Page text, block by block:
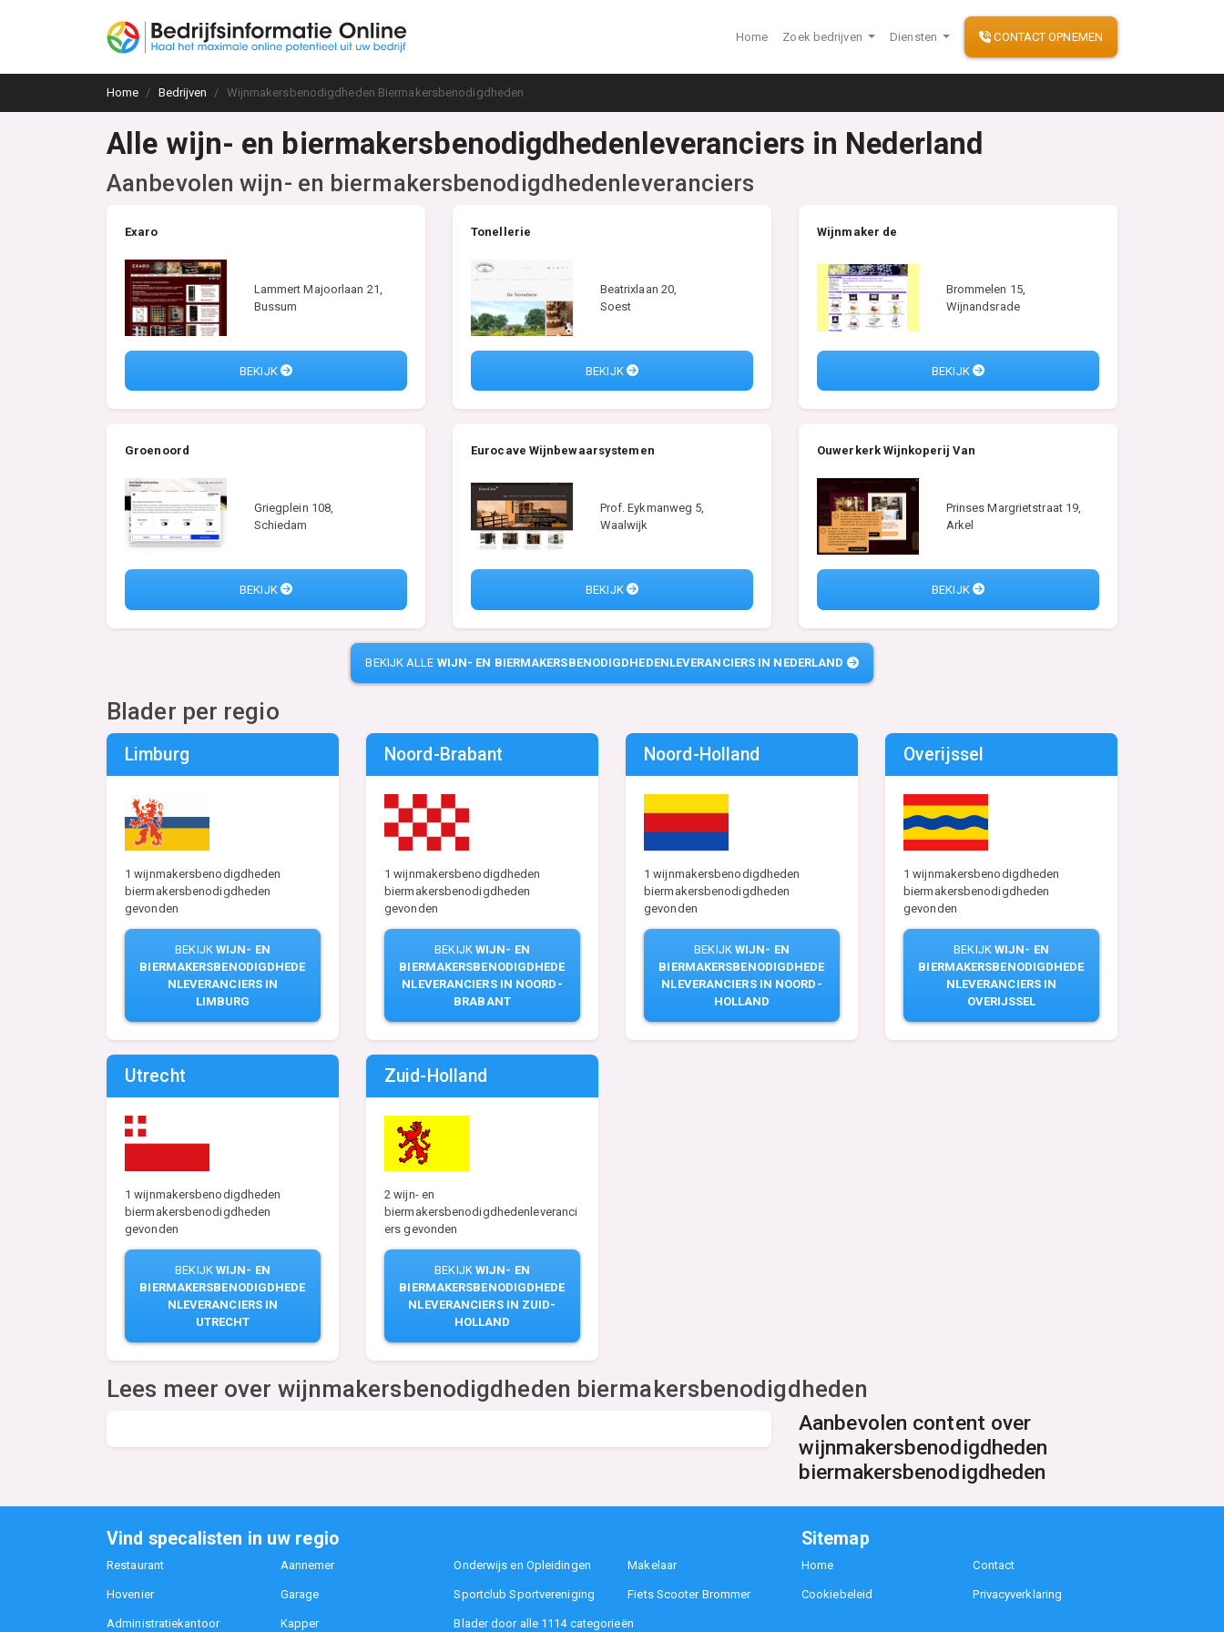
Home Zoek bedrijven Diensten CONTACT OPNEMEN
Home Bedrijven Wijnmakersbenodigdheden Biermakersbenodigdheden
Alle wijn- en biermakersbenodigdhedenleveranciers in Nederland
Aanbevolen wijn- en biermakersbenodigdhedenleveranciers
Exaro
Lammert Majoorlaan 21,
Bussum
BEKIJK
Tonellerie
Beatrixlaan 20,
Soest
BEKIJK
Wijnmaker de
Brommelen 15,
Wijnandsrade
BEKIJK
Groenoord
Griegplein 108,
Schiedam
BEKIJK
Eurocave Wijnbewaarsystemen
Prof. Eykmanweg 5,
Waalwijk
BEKIJK
Ouwerkerk Wijnkoperij Van
Prinses Margrietstraat 19,
Arkel
BEKIJK
BEKIJK ALLE WIJN- EN BIERMAKERSBENODIGDHEDENLEVERANCIERS IN NEDERLAND
Blader per regio
Limburg
1 wijnmakersbenodigdheden
biermakersbenodigdheden
gevonden
BEKIJK WIJN- EN
BIERMAKERSBENODIGDHEDE
NLEVERANCIERS IN
LIMBURG
Noord-Brabant
1 wijnmakersbenodigdheden
biermakersbenodigdheden
gevonden
BEKIJK WIJN- EN
BIERMAKERSBENODIGDHEDE
NLEVERANCIERS IN NOORD-
BRABANT
Noord-Holland
1 wijnmakersbenodigdheden
biermakersbenodigdheden
gevonden
BEKIJK WIJN- EN
BIERMAKERSBENODIGDHEDE
NLEVERANCIERS IN NOORD-
HOLLAND
Overijssel
1 wijnmakersbenodigdheden
biermakersbenodigdheden
gevonden
BEKIJK WIJN- EN
BIERMAKERSBENODIGDHEDE
NLEVERANCIERS IN
OVERIJSSEL
Utrecht
1 wijnmakersbenodigdheden
biermakersbenodigdheden
gevonden
BEKIJK WIJN- EN
BIERMAKERSBENODIGDHEDE
NLEVERANCIERS IN
UTRECHT
Zuid-Holland
2 wijn- en
biermakersbenodigdhedenleveranci
ers gevonden
BEKIJK WIJN- EN
BIERMAKERSBENODIGDHEDE
NLEVERANCIERS IN ZUID-
HOLLAND
Lees meer over wijnmakersbenodigdheden biermakersbenodigdheden
Aanbevolen content over
wijnmakersbenodigdheden
biermakersbenodigdheden
Vind specalisten in uw regio
Restaurant Aannemer Onderwijs en Opleidingen Makelaar
Hovenier Garage Sportclub Sportvereniging Fiets Scooter Brommer
Administratiekantoor Kapper Blader door alle 1114 categorieën
Sitemap
Home Contact
Cookiebeleid Privacyverklaring